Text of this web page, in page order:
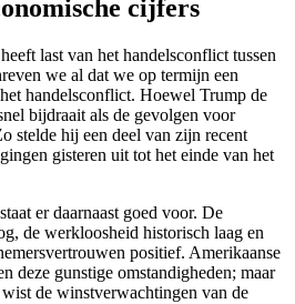
cijfers
last van het handelsconflict tussen
we al dat we op termijn een
handelsconflict. Hoewel Trump de
bijdraait als de gevolgen voor
stelde hij een deel van zijn recent
gisteren uit tot het einde van het
er daarnaast goed voor. De
de werkloosheid historisch laag en
positief. Amerikaanse
deze gunstige omstandigheden; maar
de winstverwachtingen van de